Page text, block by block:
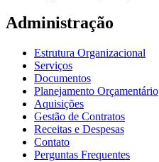
Administração
Estrutura Organizacional
Serviços
Documentos
Planejamento Orçamentário
Aquisições
Gestão de Contratos
Receitas e Despesas
Contato
Perguntas Frequentes